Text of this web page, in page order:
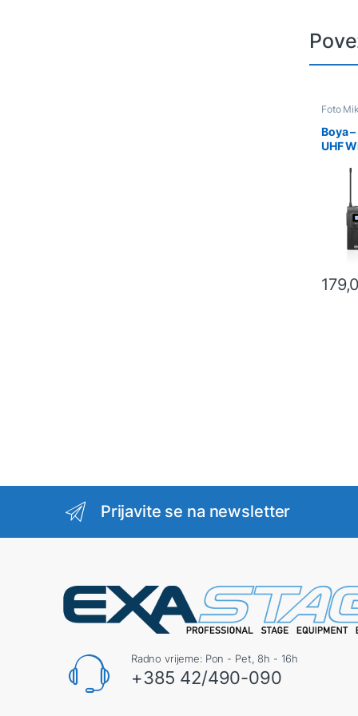
Foto
Boya
UHF
Prijavite se na newsletter
Radno vrijeme: Pon - Pet, 8h - 16h
+385 42/490-090